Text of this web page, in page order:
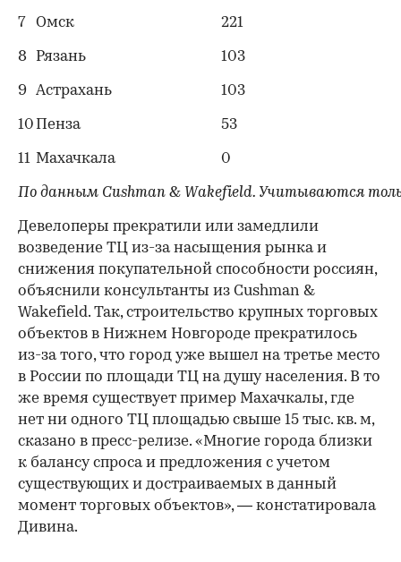
7 Омск 221
8 Рязань 103
9 Астрахань 103
10 Пенза 53
11 Махачкала 0
По данным Cushman & Wakefield. Учитываются
Девелоперы прекратили или замедлили
возведение ТЦ из-за насыщения рынка и
снижения покупательной способности россиян,
объяснили консультанты из Cushman &
Wakefield. Так, строительство крупных торговых
объектов в Нижнем Новгороде прекратилось
из-за того, что город уже вышел на третье место
в России по площади ТЦ на душу населения. В то
же время существует пример Махачкалы, где
нет ни одного ТЦ площадью свыше 15 тыс. кв. м,
сказано в пресс-релизе. «Многие города близки
к балансу спроса и предложения с учетом
существующих и достраиваемых в данный
момент торговых объектов», — констатировала
Дивина.